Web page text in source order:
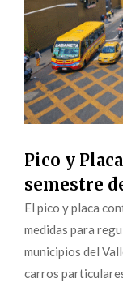
Pico y
semestre
El pico y placa
medidas para
municipios del
carros